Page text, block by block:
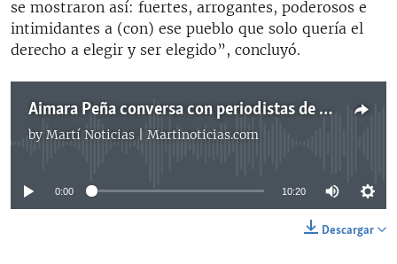
se mostraron así: fuertes, arrogantes, poderosos e
intimidantes a (con) ese pueblo que solo quería el
derecho a elegir y ser elegido”, concluyó.
Aimara Peña conversa con periodistas de Cuba al Día, Radio Martí
by Martí Noticias | Martinoticias.com
No media source currently available
0:00 10:20
Descargar